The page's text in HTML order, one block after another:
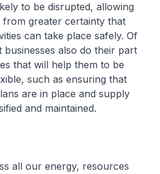
to be disrupted, allowing
from greater certainty that
can take place safely. Of
also do their part
that will help them to be
such as ensuring that
are in place and supply
and maintained.
all our energy, resources